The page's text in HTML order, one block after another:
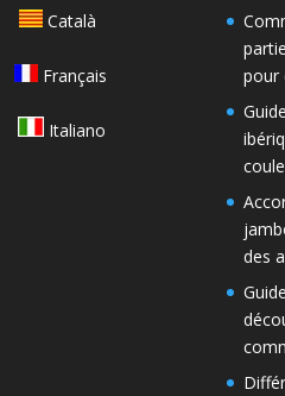
Català
Français
Italiano
pour
des